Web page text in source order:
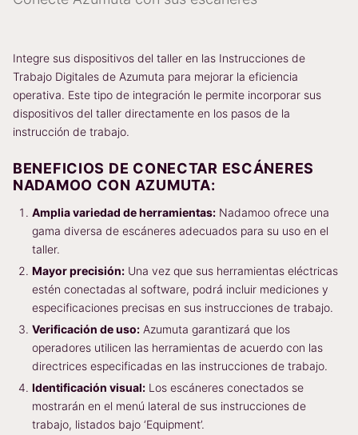
Integre sus dispositivos del taller en las Instrucciones de
Trabajo Digitales de Azumuta para mejorar la eficiencia
operativa. Este tipo de integración le permite incorporar sus
dispositivos del taller directamente en los pasos de la
instrucción de trabajo.
BENEFICIOS DE CONECTAR ESCÁNERES
NADAMOO CON AZUMUTA:
Amplia variedad de herramientas: Nadamoo ofrece una
gama diversa de escáneres adecuados para su uso en el
taller.
Mayor precisión: Una vez que sus herramientas eléctricas
estén conectadas al software, podrá incluir mediciones y
especificaciones precisas en sus instrucciones de trabajo.
Verificación de uso: Azumuta garantizará que los
operadores utilicen las herramientas de acuerdo con las
directrices especificadas en las instrucciones de trabajo.
Identificación visual: Los escáneres conectados se
mostrarán en el menú lateral de sus instrucciones de
trabajo, listados bajo ‘Equipment’.